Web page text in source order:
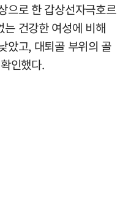
으로 한 갑상선자극호르
건강한 여성에 비해
았고, 대퇴골 부위의 골
인했다.